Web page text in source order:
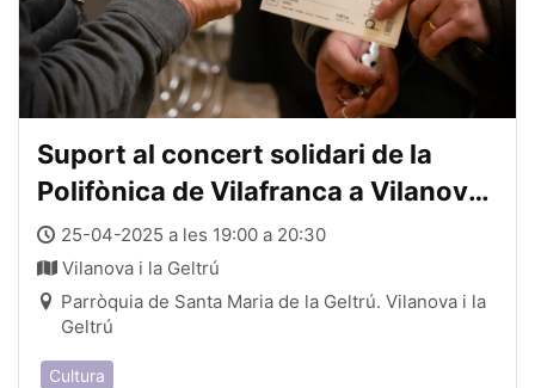
Suport al concert solidari de la
Polifònica de Vilafranca a Vilanova i
la Geltrú
25-04-2025 a les 19:00 a 20:30
Vilanova i la Geltrú
Parròquia de Santa Maria de la Geltrú. Vilanova i la
Geltrú
Cultura